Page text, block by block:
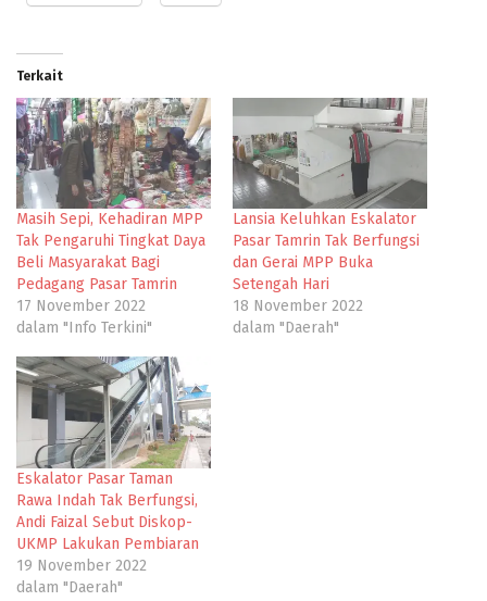
Terkait
Masih Sepi, Kehadiran MPP
Tak Pengaruhi Tingkat Daya
Beli Masyarakat Bagi
Pedagang Pasar Tamrin
17 November 2022
dalam "Info Terkini"
Lansia Keluhkan Eskalator
Pasar Tamrin Tak Berfungsi
dan Gerai MPP Buka
Setengah Hari
18 November 2022
dalam "Daerah"
Eskalator Pasar Taman
Rawa Indah Tak Berfungsi,
Andi Faizal Sebut Diskop-
UKMP Lakukan Pembiaran
19 November 2022
dalam "Daerah"